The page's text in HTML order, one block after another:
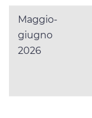
Maggio-
giugno
2026